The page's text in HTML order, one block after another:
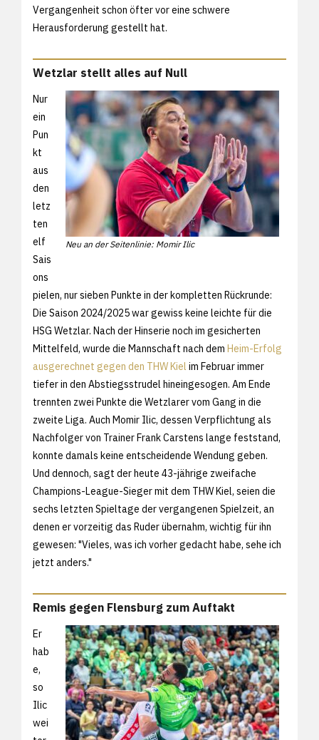
Vergangenheit schon öfter vor eine schwere
Herausforderung gestellt hat.
Wetzlar stellt alles auf Null
Neu an der Seitenlinie: Momir Ilic
Nur
ein
Pun
kt
aus
den
letz
ten
elf
Sais
ons
pielen, nur sieben Punkte in der kompletten Rückrunde:
Die Saison 2024/2025 war gewiss keine leichte für die
HSG Wetzlar. Nach der Hinserie noch im gesicherten
Mittelfeld, wurde die Mannschaft nach dem Heim-Erfolg
ausgerechnet gegen den THW Kiel im Februar immer
tiefer in den Abstiegsstrudel hineingesogen. Am Ende
trennten zwei Punkte die Wetzlarer vom Gang in die
zweite Liga. Auch Momir Ilic, dessen Verpflichtung als
Nachfolger von Trainer Frank Carstens lange feststand,
konnte damals keine entscheidende Wendung geben.
Und dennoch, sagt der heute 43-jährige zweifache
Champions-League-Sieger mit dem THW Kiel, seien die
sechs letzten Spieltage der vergangenen Spielzeit, an
denen er vorzeitig das Ruder übernahm, wichtig für ihn
gewesen: "Vieles, was ich vorher gedacht habe, sehe ich
jetzt anders."
Remis gegen Flensburg zum Auftakt
Er
hab
e,
so
Ilic
wei